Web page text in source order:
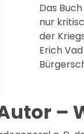
Das
nur
der
Erich
–